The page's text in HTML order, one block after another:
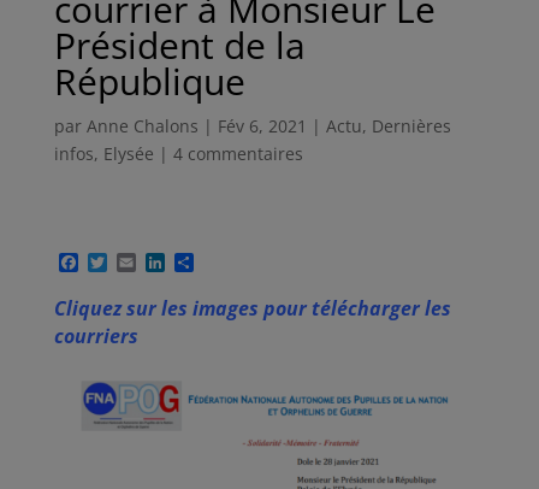
Président de la
République
par Anne Chalons | Fév 6, 2021 | Actu, Dernières
infos, Elysée | 4 commentaires
F
c
e
b
k
T
i
t
t
r
E
a
i
l
L
n
k
I
n
P
r
t
r
Cliquez sur les images pour télécharger les
courriers